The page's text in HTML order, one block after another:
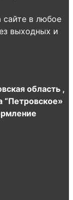
сайте в любое
выходных и
область ,
“Петровское»